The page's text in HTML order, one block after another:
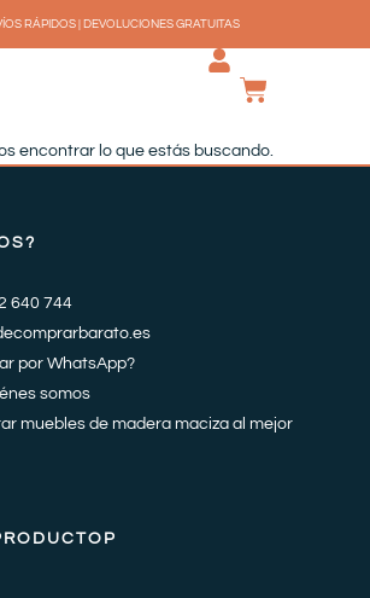
RÁPIDOS | DEVOLUCIONES GRATUITAS
encontrar lo que estás buscando.
640 744
por WhatsApp?
somos
muebles de madera maciza al mejor